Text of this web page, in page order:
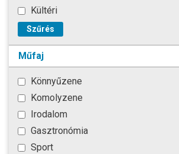
Kültéri
Szűrés
Műfaj
Könnyűzene
Komolyzene
Irodalom
Gasztronómia
Sport